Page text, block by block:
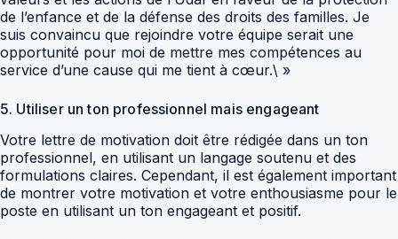
de l’enfance et de la défense des droits des familles. Je
suis convaincu que rejoindre votre équipe serait une
opportunité pour moi de mettre mes compétences au
service d’une cause qui me tient à cœur.\ »
5. Utiliser un ton professionnel mais engageant
Votre lettre de motivation doit être rédigée dans un ton
professionnel, en utilisant un langage soutenu et des
formulations claires. Cependant, il est également important
de montrer votre motivation et votre enthousiasme pour le
poste en utilisant un ton engageant et positif.